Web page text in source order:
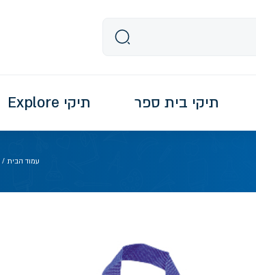
תיקי בית ספר תיקי Explore
עמוד הבית /